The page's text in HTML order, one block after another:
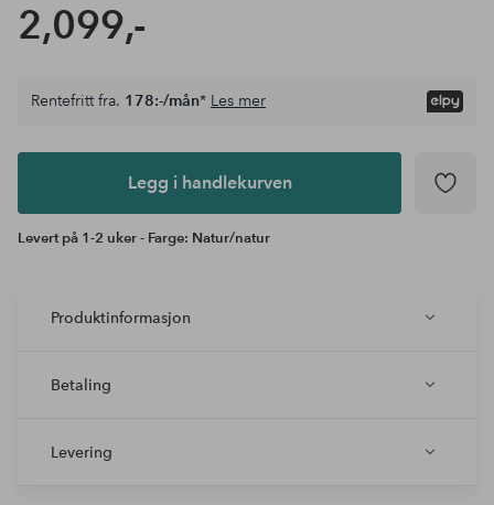
2,099,-
Legg i
Rentefritt fra. 178:-/mån* Les mer
Legg i handlekurven
Levert på 1-2 uker - Farge: Natur/natur
Produktinformasjon
Betaling
Levering